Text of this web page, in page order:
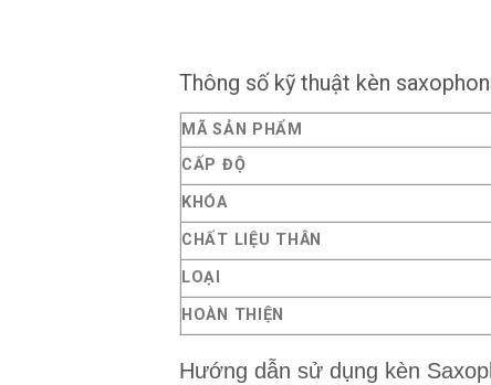
Thông số kỹ thuật kèn
MÃ SẢN PHẨM
CẤP ĐỘ
KHÓA
CHẤT LIỆU THÂN
LOẠI
HOÀN THIỆN
Hướng dẫn sử dụng kèn